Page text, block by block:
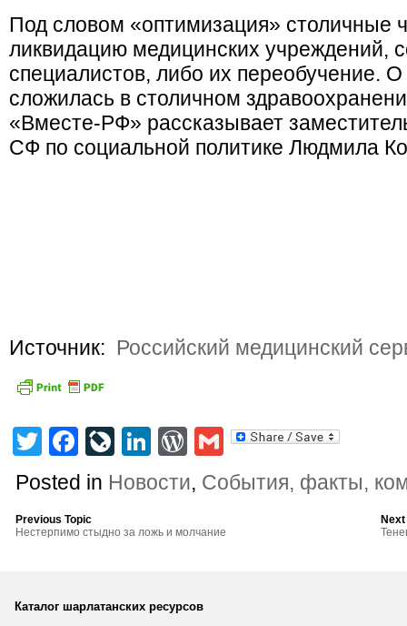
Под словом «оптимизация» столичные
ликвидацию медицинских учреждений,
специалистов, либо их переобучение. О
сложилась в столичном
«Вместе-РФ» рассказывает
СФ по социальной политике Людмила
Источник: Российский медицинский
TwitterFacebook
LiveJournal
LinkedIn
WordPress
Gmail
Posted in Новости, События, факты,
Previous Topic
Нестерпимо стыдно за ложь и молчание
Каталог шарлатанских ресурсов